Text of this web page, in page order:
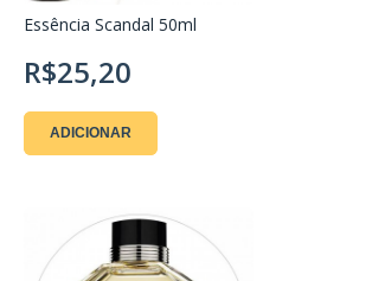
Essência Scandal 50ml
R$25,20
ADICIONAR